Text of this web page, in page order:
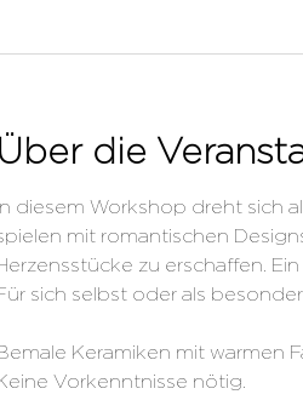
Über die
diesem Workshop dreht sich
mit romantischen
zu erschaffen.
sich selbst oder als
Keramiken mit warmen
Vorkenntnisse nötig.